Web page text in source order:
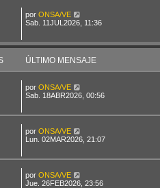
por ONSA/VE
Sab. 11JUL2026, 11:36
ÚLTIMO MENSAJE
por ONSA/VE
Sab. 18ABR2026, 00:56
por ONSA/VE
Lun. 02MAR2026, 21:07
por ONSA/VE
Jue. 26FEB2026, 23:56